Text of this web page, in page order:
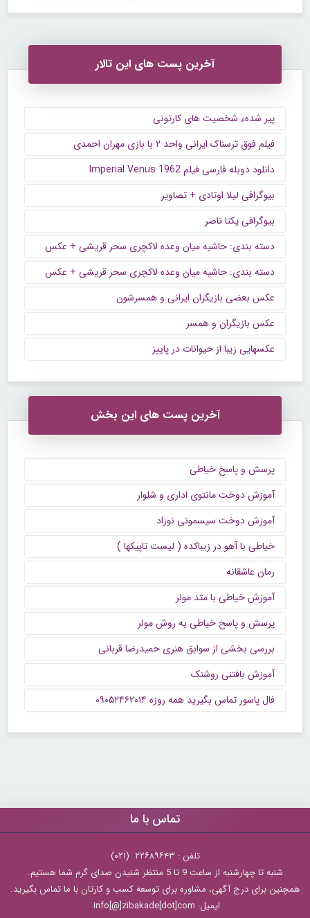
آخرین پست های این تالار
پیر شدهء شخصیت های کارتونی
فیلم فوق ترسناک ایرانی واحد ۲ با بازی مهران احمدی
دانلود دوبله فارسی فیلم Imperial Venus 1962
بیوگرافی لیلا اوتادی + تصاویر
بیوگرافی یکتا ناصر
دسته بندی: حاشیه میان وعده لاکچری سحر قریشی + عکس
دسته بندی: حاشیه میان وعده لاکچری سحر قریشی + عکس
عکس بعضی بازیگران ایرانی و همسرشون
عکس بازیگران و همسر
عکسهایی زیبا از حیوانات در پاییز
آخرین پست های این بخش
پرسش و پاسخ خیاطی
آموزش دوخت مانتوی اداری و شلوار
آموزش دوخت سیسمونی نوزاد
خیاطی با آهو در زیباکده ( لیست تاپیکها )
رمان عاشقانه
آموزش خیاطی با متد مولر
پرسش و پاسخ خیاطی به روش مولر
بررسی بخشی از سوابق هنری حمیدرضا قربانی
آموزش بافتنی روشنک
فال پاسور تماس بگیرید همه روزه ۰۹۰۵۲۴۶۲۰۱۴
تماس با ما
تلفن : ۲۲۶۸۹۶۴۳ (۰۲۱)
شنبه تا چهارشنبه از ساعت 9 تا 5 منتظر شنیدن صدای گرم شما هستیم.
همچنین برای درج آگهی، مشاوره برای توسعه کسب و کارتان با ما تماس بگیرید.
ایمیل: info[@]zibakade[dot]com